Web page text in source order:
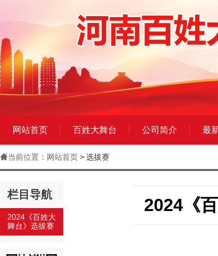
网站首页 百姓大舞台 公司简介 最
当前位置： 网站首页 > 选拔赛
栏目导航
2024《百姓大
舞台》选拔赛
2024《